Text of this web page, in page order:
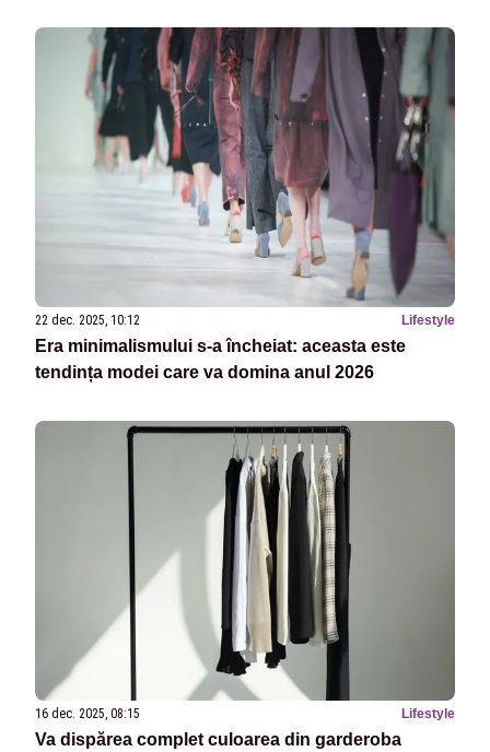
22 dec. 2025, 10:12 Lifestyle
Era minimalismului s-a încheiat: aceasta este
tendința modei care va domina anul 2026
16 dec. 2025, 08:15 Lifestyle
Va dispărea complet culoarea din garderoba